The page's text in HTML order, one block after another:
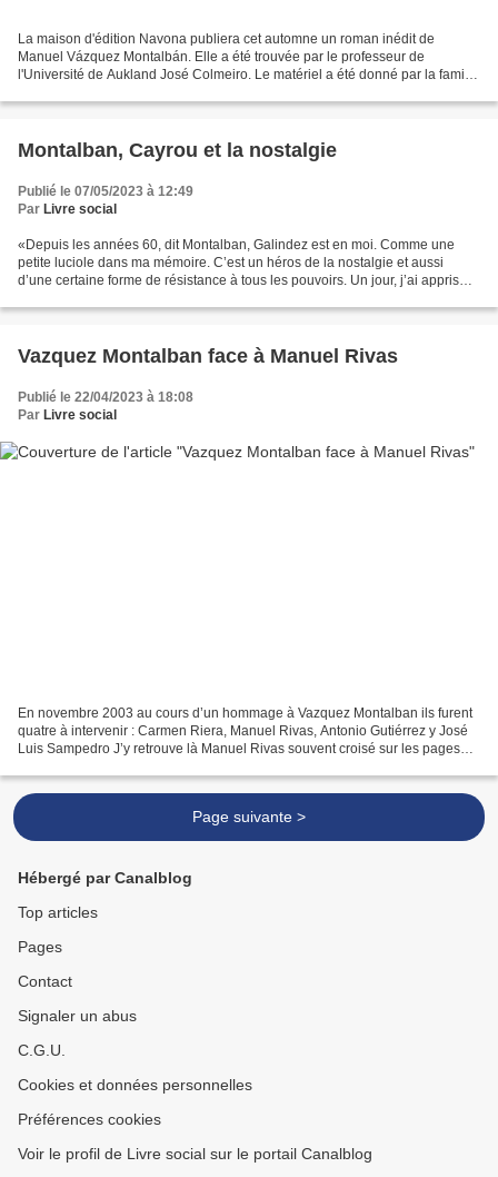
La maison d'édition Navona publiera cet automne un roman inédit de
Manuel Vázquez Montalbán. Elle a été trouvée par le professeur de
l'Université de Aukland José Colmeiro. Le matériel a été donné par la famille
Montalban, Cayrou et la nostalgie
Publié le 07/05/2023 à 12:49
Par Livre social
«Depuis les années 60, dit Montalban, Galindez est en moi. Comme une
petite luciole dans ma mémoire. C’est un héros de la nostalgie et aussi
d’une certaine forme de résistance à tous les pouvoirs. Un jour, j’ai appris
Vazquez Montalban face à Manuel Rivas
Publié le 22/04/2023 à 18:08
Par Livre social
En novembre 2003 au cours d’un hommage à Vazquez Montalban ils furent
quatre à intervenir : Carmen Riera, Manuel Rivas, Antonio Gutiérrez y José
Luis Sampedro J’y retrouve là Manuel Rivas souvent croisé sur les pages
Page suivante >
Hébergé par Canalblog
Top articles
Pages
Contact
Signaler un abus
C.G.U.
Cookies et données personnelles
Préférences cookies
Voir le profil de Livre social sur le portail Canalblog